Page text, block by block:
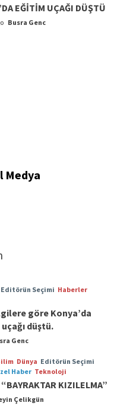
EĞİTİM UÇAĞI DÜŞTÜ
Busra Genc
Medya
Editörün Seçimi Haberler
göre Konya’da
düştü.
Genc
Dünya Editörün Seçimi
Haber Teknoloji
KIZILELMA”
Çelikgün